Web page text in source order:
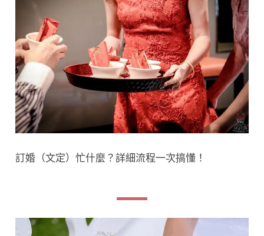
訂婚（文定）忙什麼？詳細流程一次搞懂！